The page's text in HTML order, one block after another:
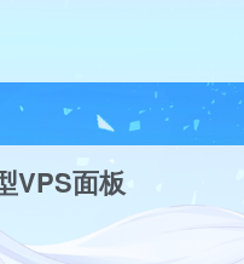
VPS面板